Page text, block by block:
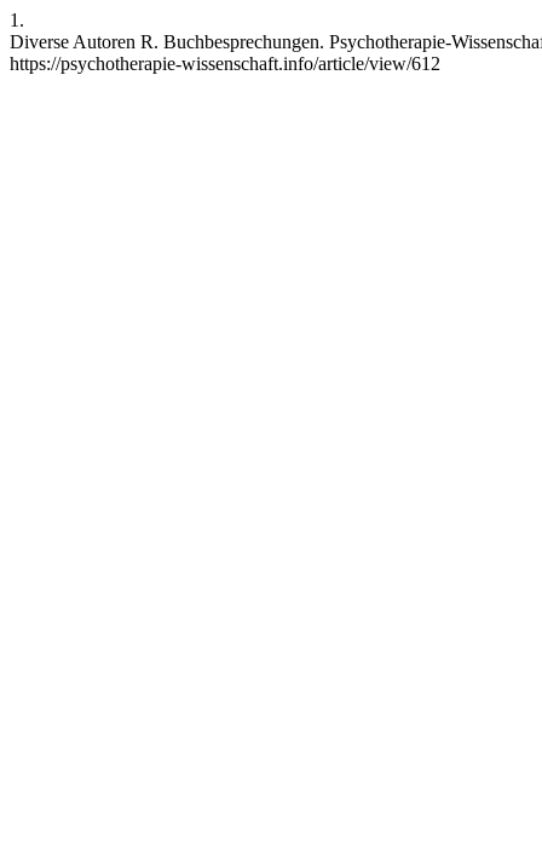
1.
Diverse Autoren R. Buchbesprechungen. Psychotherapie-
https://psychotherapie-wissenschaft.info/article/view/612